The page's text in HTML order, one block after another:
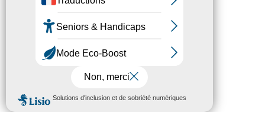
Accessibilité
Presse